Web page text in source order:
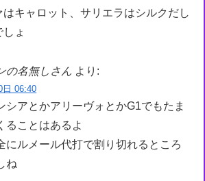
はキャロット、サリエラはシルクだし
ょ
の名無しさん より:
日 06:40
シアとかアリーヴォとかG1でもたま
ることはあるよ
にルメール代打で割り切れるところ
ね